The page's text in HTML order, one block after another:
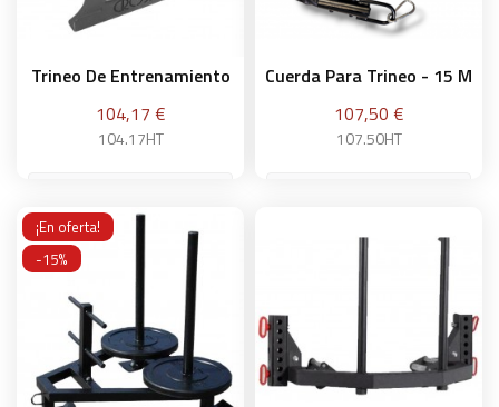
Trineo De Entrenamiento
Precio
104,17 €
104.17HT
Añadir a la cesta
Cuerda Para Trineo - 15 M
Precio
107,50 €
107.50HT
Añadir a la cesta
¡En oferta!
-15%